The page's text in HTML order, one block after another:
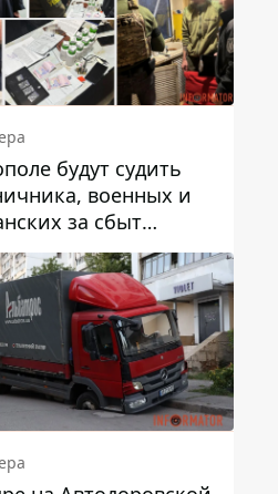
будут судить
военных и
за сбыт